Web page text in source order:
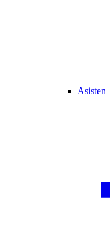
Asisten